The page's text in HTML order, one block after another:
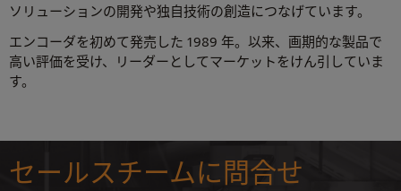
ソリューションの開発や独自技術の創造につなげています。
エンコーダを初めて発売した 1989 年。以来、画期的な製品で
高い評価を受け、リーダーとしてマーケットをけん引していま
す。
セールスチームに問合せ